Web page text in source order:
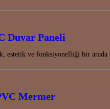
Duvar Paneli
estetik ve fonksiyonelliği bir
Mermer